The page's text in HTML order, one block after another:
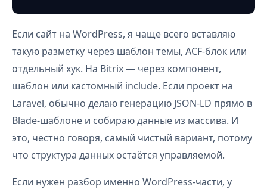
Если сайт на WordPress, я чаще всего вставляю
такую разметку через шаблон темы, ACF-блок или
отдельный хук. На Bitrix — через компонент,
шаблон или кастомный include. Если проект на
Laravel, обычно делаю генерацию JSON-LD прямо в
Blade-шаблоне и собираю данные из массива. И
это, честно говоря, самый чистый вариант, потому
что структура данных остаётся управляемой.
Если нужен разбор именно WordPress-части, у